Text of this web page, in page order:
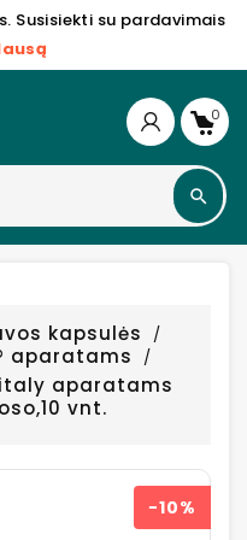
Susisiekti su pardavimais
0
kapsulės
aparatams
aparatams
vnt.
−10%